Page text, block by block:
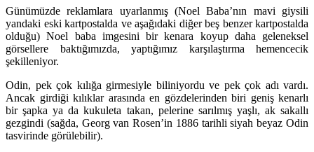
Günümüzde reklamlara uyarlanmış (Noel Baba’nın mavi giysili
yandaki eski kartpostalda ve aşağıdaki diğer beş benzer kartpostalda
olduğu) Noel baba imgesini bir kenara koyup daha geleneksel
görsellere baktığımızda, yaptığımız karşılaştırma hemencecik
şekilleniyor.
Odin, pek çok kılığa girmesiyle biliniyordu ve pek çok adı vardı.
Ancak girdiği kılıklar arasında en gözdelerinden biri geniş kenarlı
bir şapka ya da kukuleta takan, pelerine sarılmış yaşlı, ak sakallı
gezgindi (sağda, Georg van Rosen’in 1886 tarihli siyah beyaz Odin
tasvirinde görülebilir).